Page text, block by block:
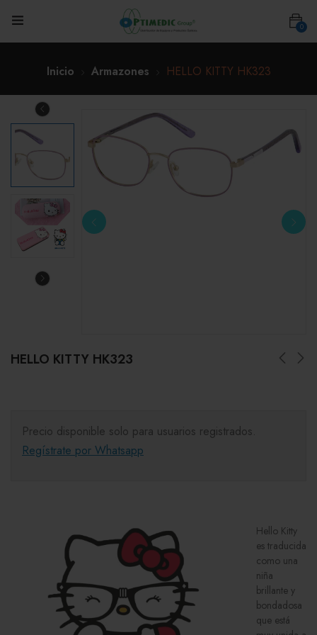
0
Inicio Armazones HELLO KITTY HK323
HELLO KITTY HK323
Precio disponible solo para usuarios registrados.
Regístrate por Whatsapp
Hello Kitty
es traducida
como una
niña
brillante y
bondadosa
que está